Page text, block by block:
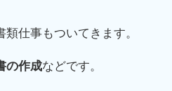
仕事もついてきます。
の作成などです。